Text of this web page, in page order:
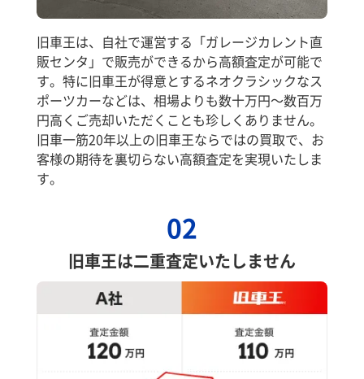
旧車王は、自社で運営する「ガレージカレント直
販センタ」で販売ができるから高額査定が可能で
す。特に旧車王が得意とするネオクラシックなス
ポーツカーなどは、相場よりも数十万円～数百万
円高くご売却いただくことも珍しくありません。
旧車一筋20年以上の旧車王ならではの買取で、お
客様の期待を裏切らない高額査定を実現いたしま
す。
02
旧車王は二重査定いたしません